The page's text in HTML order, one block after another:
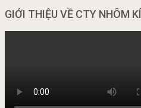
GIỚI THIỆU VỀ CTY NHÔM